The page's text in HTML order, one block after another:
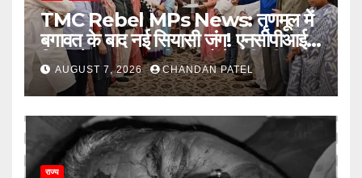
TMC Rebel MPs News: तृणमूल में
बगावत के बाद नई सियासी जंग! एनसीपीआई में
विलय के बावजूद बागी सांसदों में बढ़ी खींचतान,
भाजपा को लेकर भी दो राय
AUGUST 7, 2026 CHANDAN PATEL
राज्य